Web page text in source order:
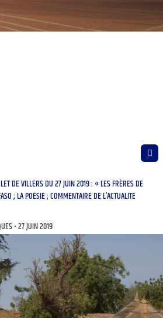
DE VILLERS DU 27 JUIN 2019 : « LES FRÈRES DE
; LA POÉSIE ; COMMENTAIRE DE L’ACTUALITÉ
27 JUIN 2019